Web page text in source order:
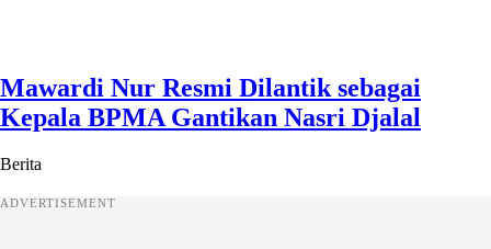
Mawardi Nur Resmi Dilantik sebagai
Kepala BPMA Gantikan Nasri Djalal
Berita
ADVERTISEMENT